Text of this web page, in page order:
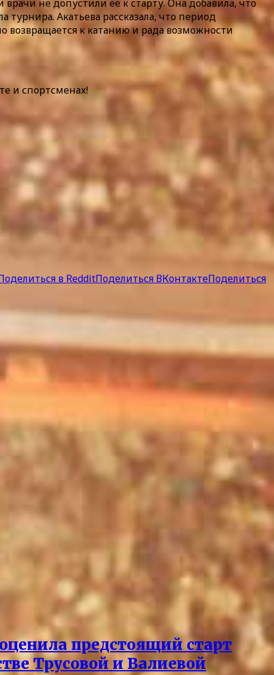
не допустили её к старту. Она добавила, что
турнира. Акатьева рассказала, что период
возвращается к катанию и рада возможности
и спортсменах!
в RedditПоделиться ВКонтактеПоделиться
предстоящий старт
Трусовой и Валиевой